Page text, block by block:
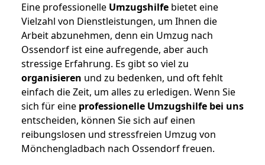
Eine professionelle Umzugshilfe bietet eine
Vielzahl von Dienstleistungen, um Ihnen die
Arbeit abzunehmen, denn ein Umzug nach
Ossendorf ist eine aufregende, aber auch
stressige Erfahrung. Es gibt so viel zu
organisieren und zu bedenken, und oft fehlt
einfach die Zeit, um alles zu erledigen. Wenn Sie
sich für eine professionelle Umzugshilfe bei uns
entscheiden, können Sie sich auf einen
reibungslosen und stressfreien Umzug von
Mönchengladbach nach Ossendorf freuen.